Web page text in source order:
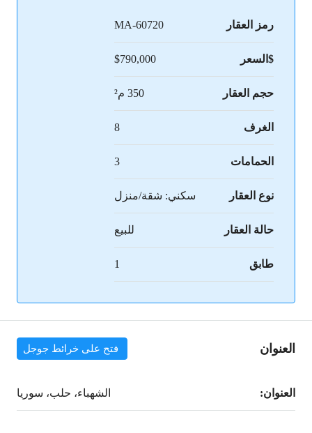
رمز العقار MA-60720
$السعر $790,000
حجم العقار 350 م²
الغرف 8
الحمامات 3
نوع العقار سكني: شقة/منزل
حالة العقار للبيع
طابق 1
العنوان فتح على خرائط جوجل
العنوان: الشهباء، حلب، سوريا